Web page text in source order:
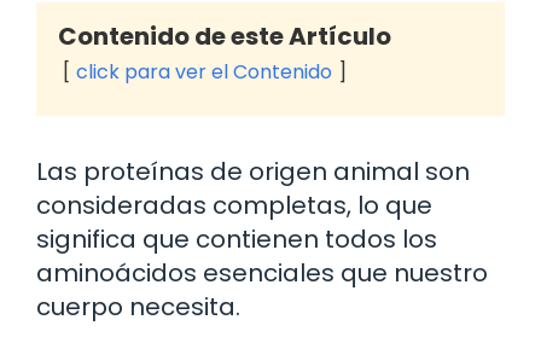
Contenido de este Artículo
click para ver el Contenido
Las proteínas de origen animal son
consideradas completas, lo que
significa que contienen todos los
aminoácidos esenciales que nuestro
cuerpo necesita.